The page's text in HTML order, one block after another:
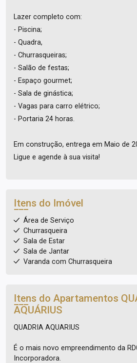
Lazer completo com:
- Piscina;
- Quadra,
- Churrasqueiras;
- Salão de festas;
- Espaço gourmet;
- Sala de ginástica;
- Vagas para carro elétrico;
- Portaria 24 horas.
Em construção, entrega em Maio de
Ligue e agende à sua visita!
Itens do Imóvel
Área de Serviço
Churrasqueira
Sala de Estar
Sala de Jantar
Varanda com Churrasqueira
Itens do Apartamentos
AQUÁRIUS
QUADRIA AQUARIUS
É o mais novo empreendimento da
Incorporadora.